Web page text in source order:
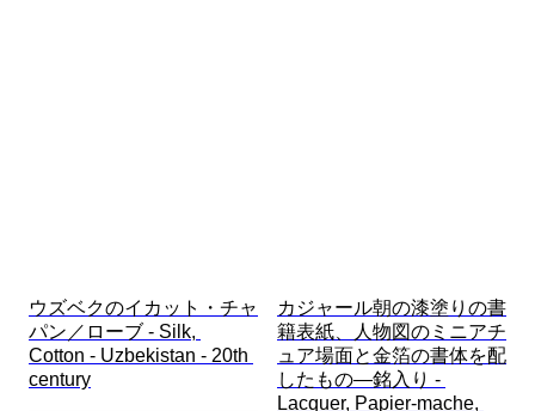
ウズベクのイカット・チャ
パン／ローブ - Silk,
Cotton - Uzbekistan - 20th
century
カジャール朝の漆塗りの書
籍表紙、人物図のミニアチ
ュア場面と金箔の書体を配
したもの—銘入り -
Lacquer, Papier-mache,